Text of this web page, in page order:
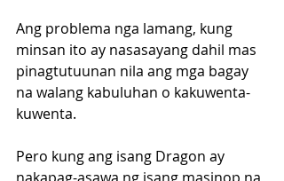
Ang problema nga lamang, kung
minsan ito ay nasasayang dahil mas
pinagtutuunan nila ang mga bagay
na walang kabuluhan o kakuwenta-
kuwenta.
Pero kung ang isang Dragon ay